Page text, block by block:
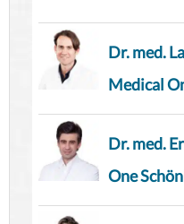
Dr. med.
Medical
Dr. med.
One